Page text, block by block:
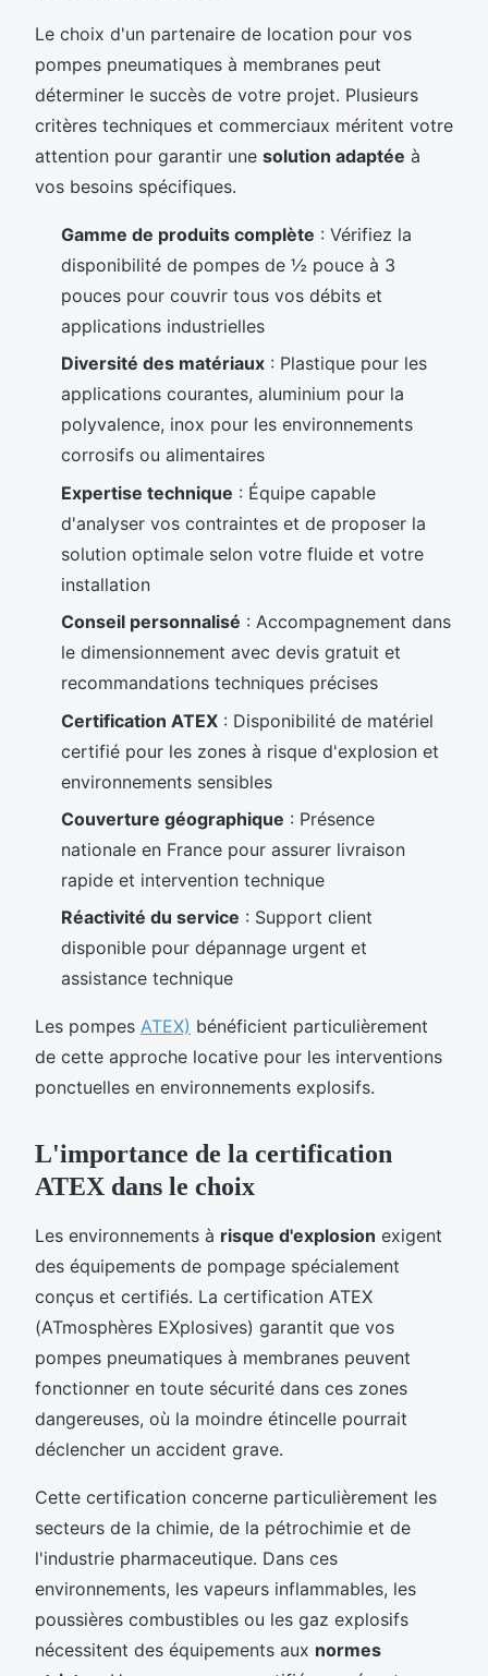
Le choix d'un partenaire de location pour vos
pompes pneumatiques à membranes peut
déterminer le succès de votre projet. Plusieurs
critères techniques et commerciaux méritent votre
attention pour garantir une solution adaptée à
vos besoins spécifiques.
Gamme de produits complète : Vérifiez la
disponibilité de pompes de ½ pouce à 3
pouces pour couvrir tous vos débits et
applications industrielles
Diversité des matériaux : Plastique pour les
applications courantes, aluminium pour la
polyvalence, inox pour les environnements
corrosifs ou alimentaires
Expertise technique : Équipe capable
d'analyser vos contraintes et de proposer la
solution optimale selon votre fluide et votre
installation
Conseil personnalisé : Accompagnement dans
le dimensionnement avec devis gratuit et
recommandations techniques précises
Certification ATEX : Disponibilité de matériel
certifié pour les zones à risque d'explosion et
environnements sensibles
Couverture géographique : Présence
nationale en France pour assurer livraison
rapide et intervention technique
Réactivité du service : Support client
disponible pour dépannage urgent et
assistance technique
Les pompes ATEX) bénéficient particulièrement
de cette approche locative pour les interventions
ponctuelles en environnements explosifs.
L'importance de la certification
ATEX dans le choix
Les environnements à risque d'explosion exigent
des équipements de pompage spécialement
conçus et certifiés. La certification ATEX
(ATmosphères EXplosives) garantit que vos
pompes pneumatiques à membranes peuvent
fonctionner en toute sécurité dans ces zones
dangereuses, où la moindre étincelle pourrait
déclencher un accident grave.
Cette certification concerne particulièrement les
secteurs de la chimie, de la pétrochimie et de
l'industrie pharmaceutique. Dans ces
environnements, les vapeurs inflammables, les
poussières combustibles ou les gaz explosifs
nécessitent des équipements aux normes